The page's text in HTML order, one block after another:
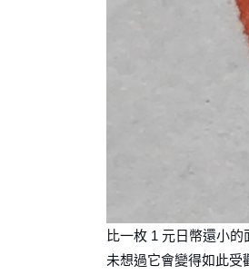
比一枚 1 元日幣還小
未想過它會變得如此受